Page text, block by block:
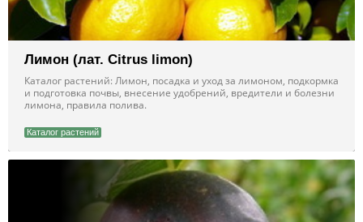
Лимон (лат. Citrus limon)
Каталог растений: Лимон, посадка и уход за лимоном, подкормка
и подготовка почвы, внесение удобрений, вредители и болезни
лимона, правила полива.
Каталог растений